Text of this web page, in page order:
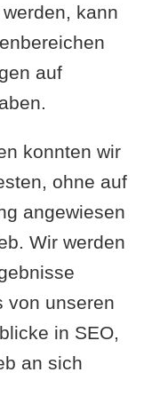
kann
auf
konnten wir
ohne auf
angewiesen
Wir werden
von unseren
in SEO,
an sich